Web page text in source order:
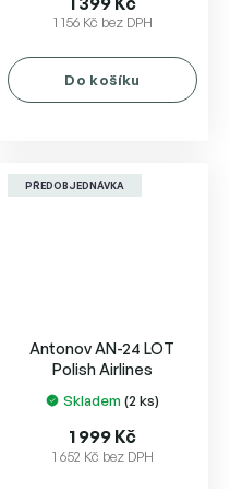
produktu
5,0
z
1 156 Kč bez DPH
Do košíku
PŘEDOBJEDNÁVKA
Antonov AN-24 LOT
Polish Airlines
Průměrné
hodnocení
produktu
Skladem (2 ks)
1 652 Kč bez DPH
1 999 Kč